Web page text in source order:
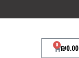
₪0.00
0